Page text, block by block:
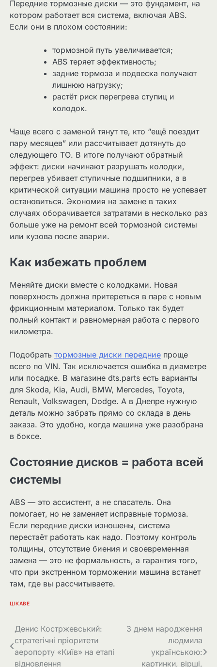
Передние тормозные диски — это фундамент, на
котором работает вся система, включая ABS.
Если они в плохом состоянии:
тормозной путь увеличивается;
ABS теряет эффективность;
задние тормоза и подвеска получают
лишнюю нагрузку;
растёт риск перегрева ступиц и
колодок.
Чаще всего с заменой тянут те, кто “ещё поездит
пару месяцев” или рассчитывает дотянуть до
следующего ТО. В итоге получают обратный
эффект: диски начинают разрушать колодки,
перегрев убивает ступичные подшипники, а в
критической ситуации машина просто не успевает
остановиться. Экономия на замене в таких
случаях оборачивается затратами в несколько раз
больше уже на ремонт всей тормозной системы
или кузова после аварии.
Как избежать проблем
Меняйте диски вместе с колодками. Новая
поверхность должна притереться в паре с новым
фрикционным материалом. Только так будет
полный контакт и равномерная работа с первого
километра.
Подобрать тормозные диски передние проще
всего по VIN. Так исключается ошибка в диаметре
или посадке. В магазине dts.parts есть варианты
для Skoda, Kia, Audi, BMW, Mercedes, Toyota,
Renault, Volkswagen, Dodge. А в Днепре нужную
деталь можно забрать прямо со склада в день
заказа. Это удобно, когда машина уже разобрана
в боксе.
Состояние дисков = работа всей
системы
ABS — это ассистент, а не спасатель. Она
помогает, но не заменяет исправные тормоза.
Если передние диски изношены, система
перестаёт работать как надо. Поэтому контроль
толщины, отсутствие биения и своевременная
замена — это не формальность, а гарантия того,
что при экстренном торможении машина встанет
там, где вы рассчитываете.
ЦІКАВЕ
Навігація
записів
Денис Костржевський:
стратегічні пріоритети
аеропорту «Київ» на етапі
відновлення
З днем народження
людмила
українською:
картинки, вірші,